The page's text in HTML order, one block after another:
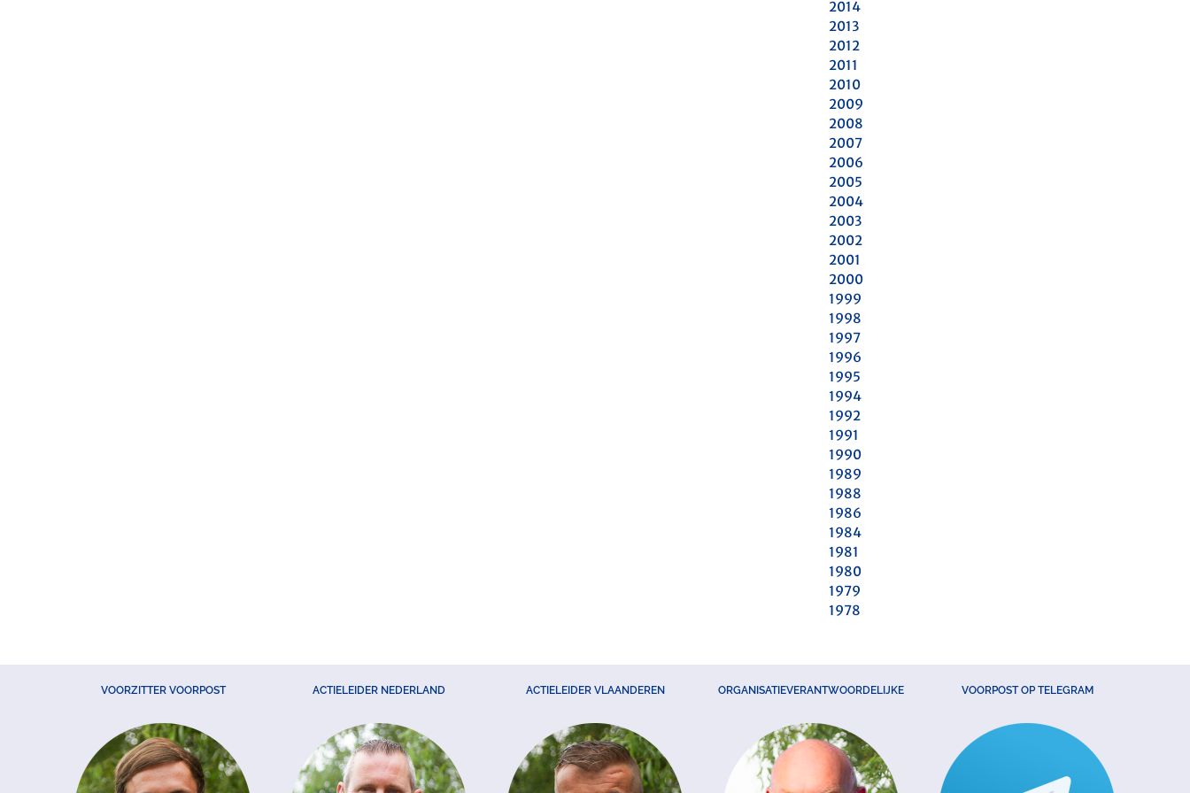
2014
2013
2012
2011
2010
2009
2008
2007
2006
2005
2004
2003
2002
2001
2000
1999
1998
1997
1996
1995
1994
1992
1991
1990
1989
1988
1986
1984
1981
1980
1979
1978
VOORZITTER VOORPOST ACTIELEIDER NEDERLAND ACTIELEIDER VLAANDEREN ORGANISATIEVERANTWOORDELIJKE VOORPOST OP TELEGRAM